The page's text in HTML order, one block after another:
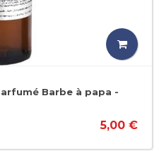
Barbe à papa -
5,00 €